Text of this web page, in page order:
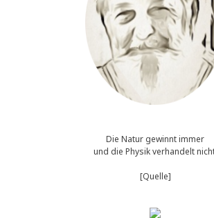
Die Natur gewinnt immer
und die Physik verhandelt
[Quelle]